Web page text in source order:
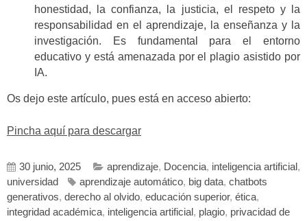
honestidad, la confianza, la justicia, el respeto y la
responsabilidad en el aprendizaje, la enseñanza y la
investigación. Es fundamental para el entorno
educativo y está amenazada por el plagio asistido por
IA.
Os dejo este artículo, pues está en acceso abierto:
Pincha aquí para descargar
30 junio, 2025 aprendizaje, Docencia, inteligencia artificial,
universidad
aprendizaje automático, big data, chatbots
generativos, derecho al olvido, educación superior, ética,
integridad académica, inteligencia artificial, plagio, privacidad de